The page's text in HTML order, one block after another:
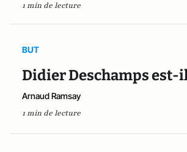
1 min de lecture
BUT
Didier Deschamps est-
Arnaud Ramsay
1 min de lecture